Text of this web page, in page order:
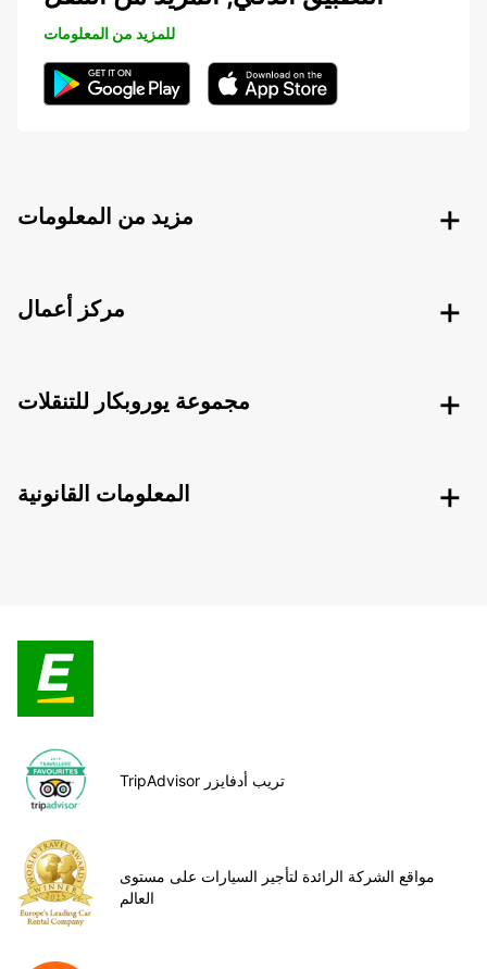
للمزيد من المعلومات
مزيد من المعلومات
مركز أعمال
مجموعة يوروبكار للتنقلات
المعلومات القانونية
TripAdvisor تريب أدفايزر
مواقع الشركة الرائدة لتأجير السيارات على مستوى
العالم